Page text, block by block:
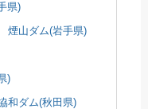
県)
煙山ダム(岩手県)
)
和ダム(秋田県)